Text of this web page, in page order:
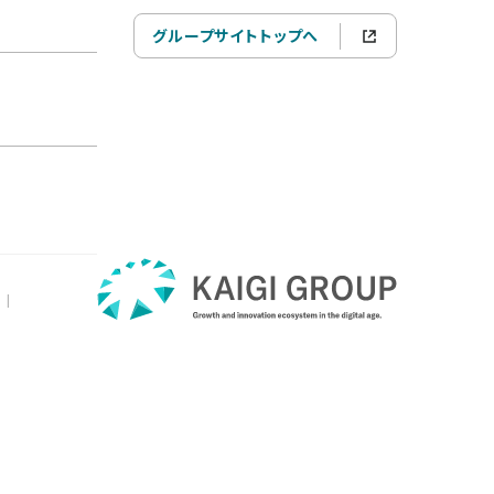
|
グループサイトトップへ